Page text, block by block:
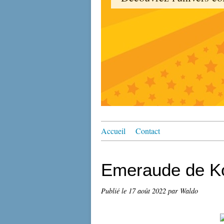
Accueil Contact
Emeraude de
Publié le 17 août 2022 par Waldo